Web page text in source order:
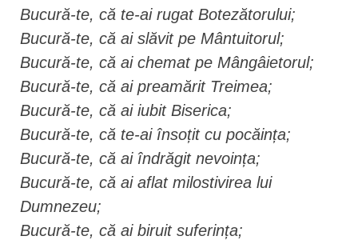
Bucură-te, că te-ai rugat Botezătorului;
Bucură-te, că ai slăvit pe Mântuitorul;
Bucură-te, că ai chemat pe Mângâietorul;
Bucură-te, că ai preamărit Treimea;
Bucură-te, că ai iubit Biserica;
Bucură-te, că te-ai însoțit cu pocăința;
Bucură-te, că ai îndrăgit nevoința;
Bucură-te, că ai aflat milostivirea lui
Dumnezeu;
Bucură-te, că ai biruit suferința;